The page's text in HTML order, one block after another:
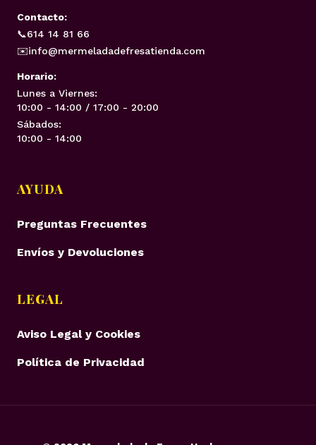
Contacto:
📞614 14 81 66
✉️info@mermeladadefresatienda.com
Horario:
Lunes a Viernes:
10:00 - 14:00 / 17:00 - 20:00
Sábados:
10:00 - 14:00
AYUDA
Preguntas Frecuentes
Envíos y Devoluciones
LEGAL
Aviso Legal y Cookies
Política de Privacidad